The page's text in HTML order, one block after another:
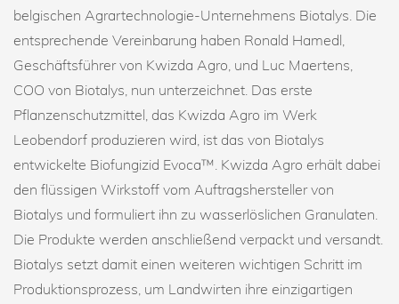
belgischen Agrartechnologie-Unternehmens Biotalys. Die
entsprechende Vereinbarung haben Ronald Hamedl,
Geschäftsführer von Kwizda Agro, und Luc Maertens,
COO von Biotalys, nun unterzeichnet. Das erste
Pflanzenschutzmittel, das Kwizda Agro im Werk
Leobendorf produzieren wird, ist das von Biotalys
entwickelte Biofungizid Evoca™. Kwizda Agro erhält dabei
den flüssigen Wirkstoff vom Auftragshersteller von
Biotalys und formuliert ihn zu wasserlöslichen Granulaten.
Die Produkte werden anschließend verpackt und versandt.
Biotalys setzt damit einen weiteren wichtigen Schritt im
Produktionsprozess, um Landwirten ihre einzigartigen